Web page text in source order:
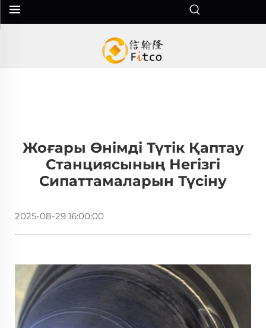
Жоғары Өнімді Түтік Қаптау
Станциясының Негізгі
Сипаттамаларын Түсіну
2025-08-29 16:00:00